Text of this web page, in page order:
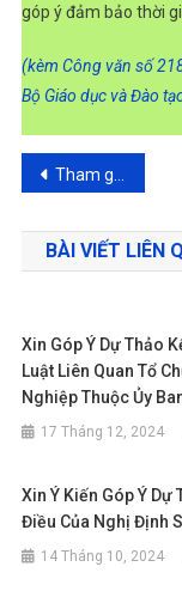
góp ý đảm bảo thời
(kèm Công văn số
Bộ Giáo dục và Đào
Điều
hướng
bài
Tham gia ý kiến dự thảo sửa đổi, bổ sung một số điều của Luật Quốc phòng năm 2018, Luật Dân quân tự vệ năm 2019, Luật Giáo dục quốc phòng và an ninh năm 2013
BÀI VIẾT LIÊN
Xin Góp Ý Dự Thảo
Luật Liên Quan Tổ
Nghiệp Thuộc Ủy
17 Tháng 12, 2024
Xin Ý Kiến Góp Ý
Điều Của Nghị Định
14 Tháng 10, 2024